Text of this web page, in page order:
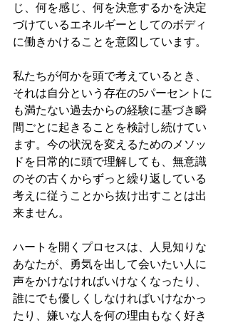
じ、何を感じ、何を決意するかを決定
づけているエネルギーとしてのボディ
に働きかけることを意図しています。
私たちが何かを頭で考えているとき、
それは自分という存在の5パーセントに
も満たない過去からの経験に基づき瞬
間ごとに起きることを検討し続けてい
ます。今の状況を変えるためのメソッ
ドを日常的に頭で理解しても、無意識
のその古くからずっと繰り返している
考えに従うことから抜け出すことは出
来ません。
ハートを開くプロセスは、人見知りな
あなたが、勇気を出して会いたい人に
声をかけなければいけなくなったり、
誰にでも優しくしなければいけなかっ
たり、嫌いな人を何の理由もなく好き